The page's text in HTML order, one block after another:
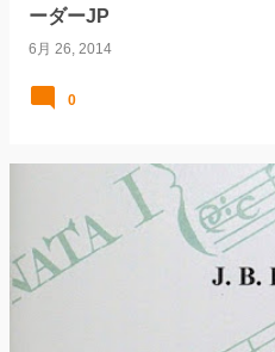
ーダーJP
6月 26, 2014
0